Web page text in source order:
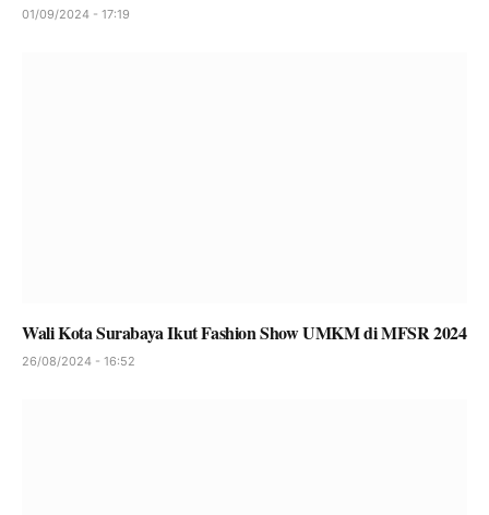
01/09/2024 - 17:19
Wali Kota Surabaya Ikut Fashion Show UMKM di MFSR 2024
26/08/2024 - 16:52